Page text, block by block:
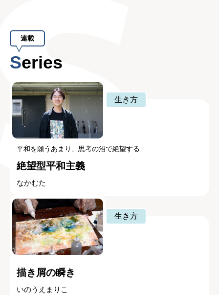
連載
Series
生き方
平和を願うあまり、思考の沼で絶望する
絶望型平和主義
なかむた
生き方
描き屑の瞬き
いのうえまりこ